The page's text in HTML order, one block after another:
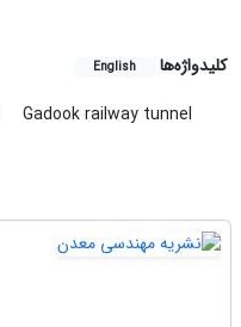
کلیدواژه‌ها English
Gadook railway tunnel